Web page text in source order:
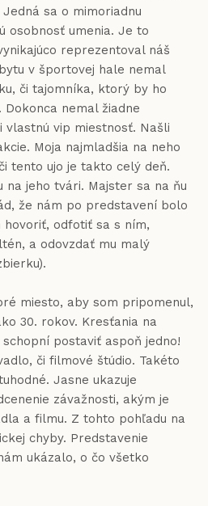
sa o mimoriadnu
osobnosť umenia. Je to
reprezentoval náš
v športovej hale nemal
či tajomníka, ktorý by ho
nemal žiadne
vlastnú vip miestnosť. Našli
Moja najmladšia na neho
tento ujo je takto celý deň.
na jeho tvári. Majster sa na ňu
že nám po predstavení bolo
odfotiť sa s ním,
a odovzdať mu malý
aby som pripomenul,
30. rokov. Kresťania na
postaviť aspoň jedno!
či filmové štúdio. Takéto
Jasne ukazuje
závažnosti, akým je
a filmu. Z tohto pohľadu na
chyby. Predstavenie
ukázalo, o čo všetko